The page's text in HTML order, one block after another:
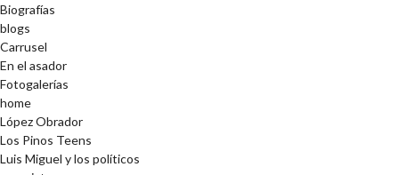
Biografías
blogs
Carrusel
En el asador
Fotogalerías
home
López Obrador
Los Pinos Teens
Luis Miguel y los políticos